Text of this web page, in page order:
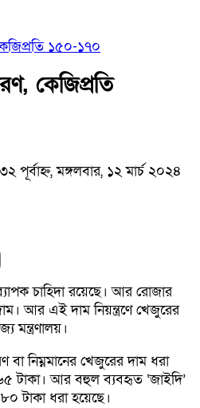
১৫০-১৭০
কেজিপ্রতি
পূর্বাহ্ন, মঙ্গলবার, ১২ মার্চ ২০২৪
চাহিদা রয়েছে। আর রোজার
আর এই দাম নিয়ন্ত্রণে খেজুরের
মন্ত্রণালয়।
নিম্নমানের খেজুরের দাম ধরা
টাকা। আর বহুল ব্যবহৃত ‘জাইদি’
টাকা ধরা হয়েছে।